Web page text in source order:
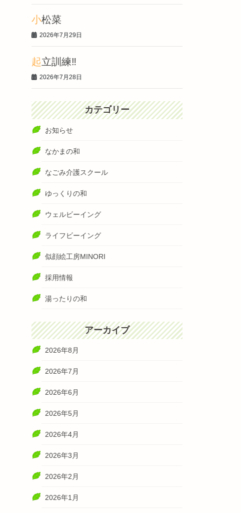
小松菜
2026年7月29日
起立訓練‼️
2026年7月28日
カテゴリー
お知らせ
なかまの和
なごみ介護スクール
ゆっくりの和
ウェルビーイング
ライフビーイング
似顔絵工房MINORI
採用情報
湯ったりの和
アーカイブ
2026年8月
2026年7月
2026年6月
2026年5月
2026年4月
2026年3月
2026年2月
2026年1月